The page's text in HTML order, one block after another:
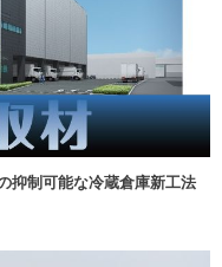
抑制可能な冷蔵倉庫新工法